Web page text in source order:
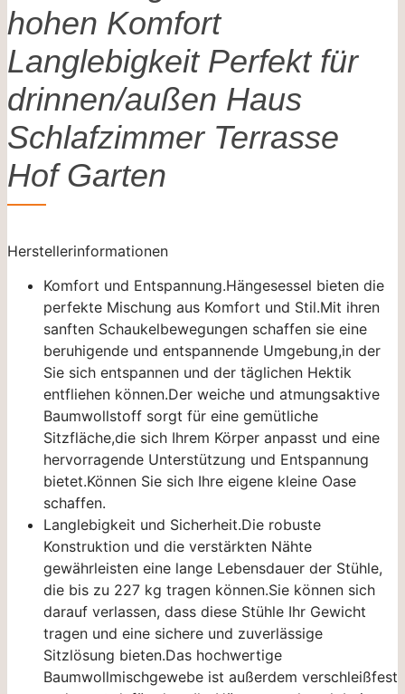
hohen Komfort
Langlebigkeit Perfekt für
drinnen/außen Haus
Schlafzimmer Terrasse
Hof Garten
Herstellerinformationen
Komfort und Entspannung.Hängesessel bieten die
perfekte Mischung aus Komfort und Stil.Mit ihren
sanften Schaukelbewegungen schaffen sie eine
beruhigende und entspannende Umgebung,in der
Sie sich entspannen und der täglichen Hektik
entfliehen können.Der weiche und atmungsaktive
Baumwollstoff sorgt für eine gemütliche
Sitzfläche,die sich Ihrem Körper anpasst und eine
hervorragende Unterstützung und Entspannung
bietet.Können Sie sich Ihre eigene kleine Oase
schaffen.
Langlebigkeit und Sicherheit.Die robuste
Konstruktion und die verstärkten Nähte
gewährleisten eine lange Lebensdauer der Stühle,
die bis zu 227 kg tragen können.Sie können sich
darauf verlassen, dass diese Stühle Ihr Gewicht
tragen und eine sichere und zuverlässige
Sitzlösung bieten.Das hochwertige
Baumwollmischgewebe ist außerdem verschleißfest